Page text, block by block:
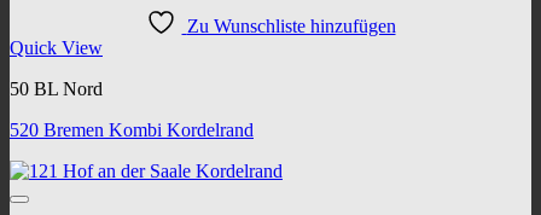
Zu Wunschliste hinzufügen
Quick View
50 BL Nord
520 Bremen Kombi Kordelrand